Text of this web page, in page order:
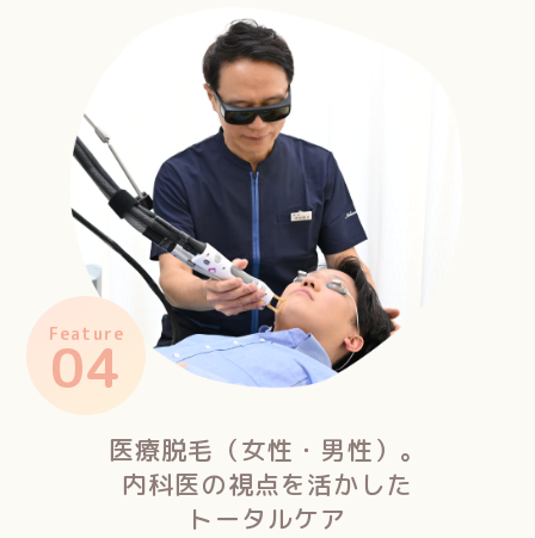
Feature
04
医療脱毛（女性・男性）。
内科医の視点を活かした
トータルケア